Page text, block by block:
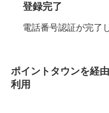
登録完了
電話番号認証が完了
ポイントタウンを経
利用